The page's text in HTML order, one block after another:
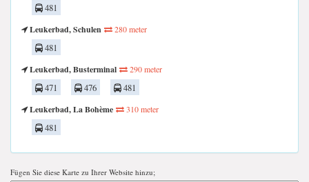
481
Leukerbad, Schulen
280 meter
481
Leukerbad, Busterminal
290 meter
471 476
481
Leukerbad, La Bohème
310 meter
481
Fügen Sie diese Karte zu Ihrer Website hinzu;